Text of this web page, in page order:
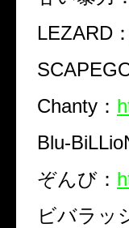
LEZARD ：
Chanty ：
Blu-
ぞんび：
ビバラッ